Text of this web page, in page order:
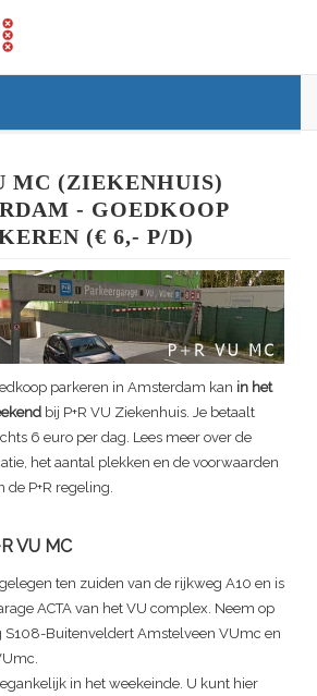
MC (ZIEKENHUIS)
- GOEDKOOP
(€ 6,- P/D)
parkeren in Amsterdam kan in het
bij P+R VU Ziekenhuis. Je betaalt
6 euro per dag. Lees meer over de
het aantal plekken en de voorwaarden
de P+R regeling.
VU MC
ten zuiden van de rijkweg A10 en is
ACTA van het VU complex. Neem op
S108-Buitenveldert Amstelveen VUmc en
in het weekeinde. U kunt hier